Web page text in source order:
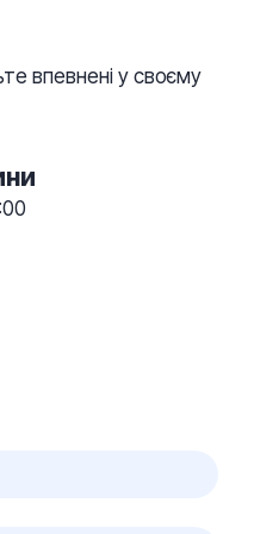
впевнені у своєму